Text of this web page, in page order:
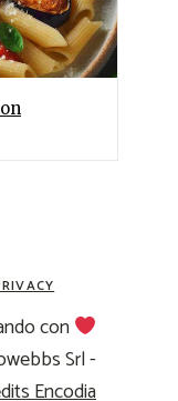
con
Srl -
Encodia